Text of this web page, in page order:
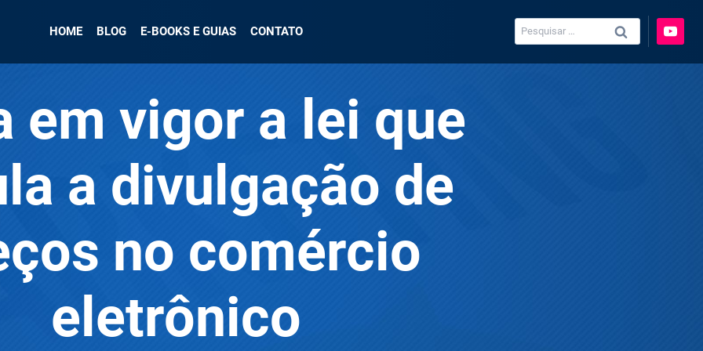
HOME BLOG E-BOOKS E GUIAS CONTATO
Pesquisar
por:
em vigor a lei que
a divulgação de
no comércio
eletrônico